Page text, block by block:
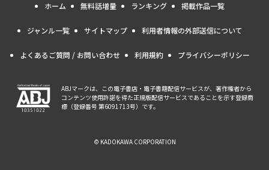
ホーム 無料話増量 ランキング 掲載作品一覧
ジャンル一覧 サイトマップ 利用者情報の外部送信について
よくあるご質問 / お問い合わせ 利用規約 プライバシーポリシー
ABJマークは、この電子書店・電子書籍配信サービスが、著作権者から
コンテンツ使用許諾を得た正規版配信サービスであることを示す登録商
標（登録番号 第6091713号）です。
© KADOKAWA CORPORATION